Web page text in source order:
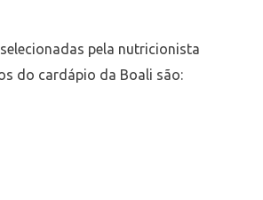
pela nutricionista
do cardápio da Boali são: